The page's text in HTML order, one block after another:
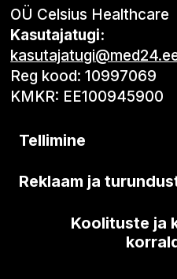
OÜ Celsius Healthcare
Kasutajatugi:
Reg kood: 10997069
KMKR: EE100945900
Tellimine
Reklaam ja
Koolituste ja